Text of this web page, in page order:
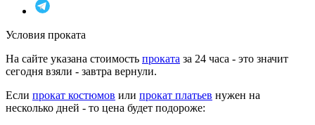
Условия проката
На сайте указана стоимость проката за 24 часа - это значит
сегодня взяли - завтра вернули.
Если прокат костюмов или прокат платьев нужен на
несколько дней - то цена будет подороже: